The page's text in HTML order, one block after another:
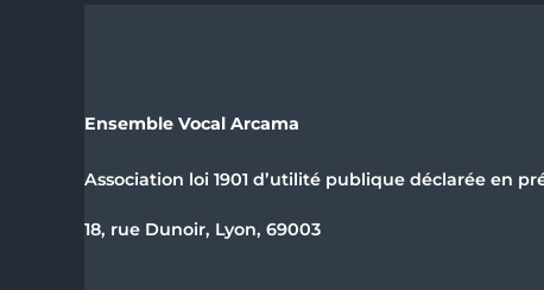
Ensemble Vocal Arcama
Association loi 1901 d’utilité publique déclarée en
18, rue Dunoir, Lyon, 69003